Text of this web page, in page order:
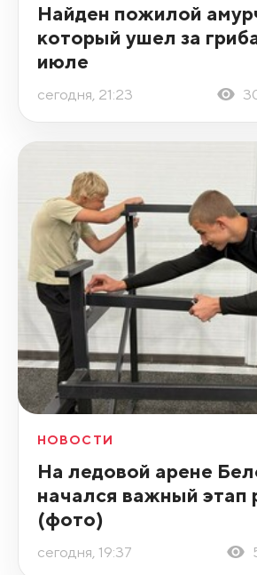
Найден пожилой
который ушел за
июле
сегодня, 21:23
НОВОСТИ
На ледовой арене
начался важный этап
(фото)
сегодня, 19:37